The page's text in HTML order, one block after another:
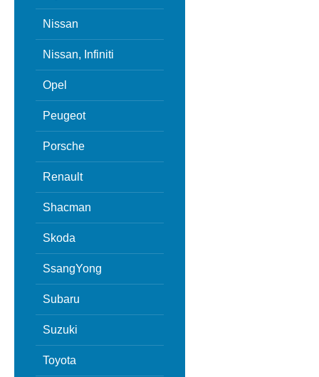
Nissan
Nissan, Infiniti
Opel
Peugeot
Porsche
Renault
Shacman
Skoda
SsangYong
Subaru
Suzuki
Toyota